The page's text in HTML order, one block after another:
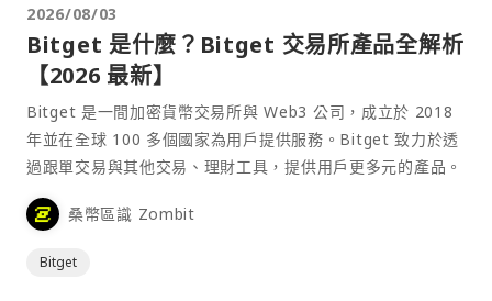
2026/08/03
Bitget 是什麼？Bitget 交易所產品全解析
【2026 最新】
Bitget 是一間加密貨幣交易所與 Web3 公司，成立於 2018
年並在全球 100 多個國家為用戶提供服務。Bitget 致力於透
過跟單交易與其他交易、理財工具，提供用戶更多元的產品。
桑幣區識 Zombit
Bitget